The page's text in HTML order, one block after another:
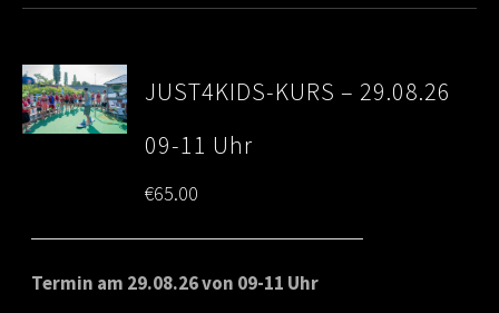
JUST4KIDS-KURS – 29.08.26
09-11 Uhr
€65.00
Termin am 29.08.26 von 09-11 Uhr